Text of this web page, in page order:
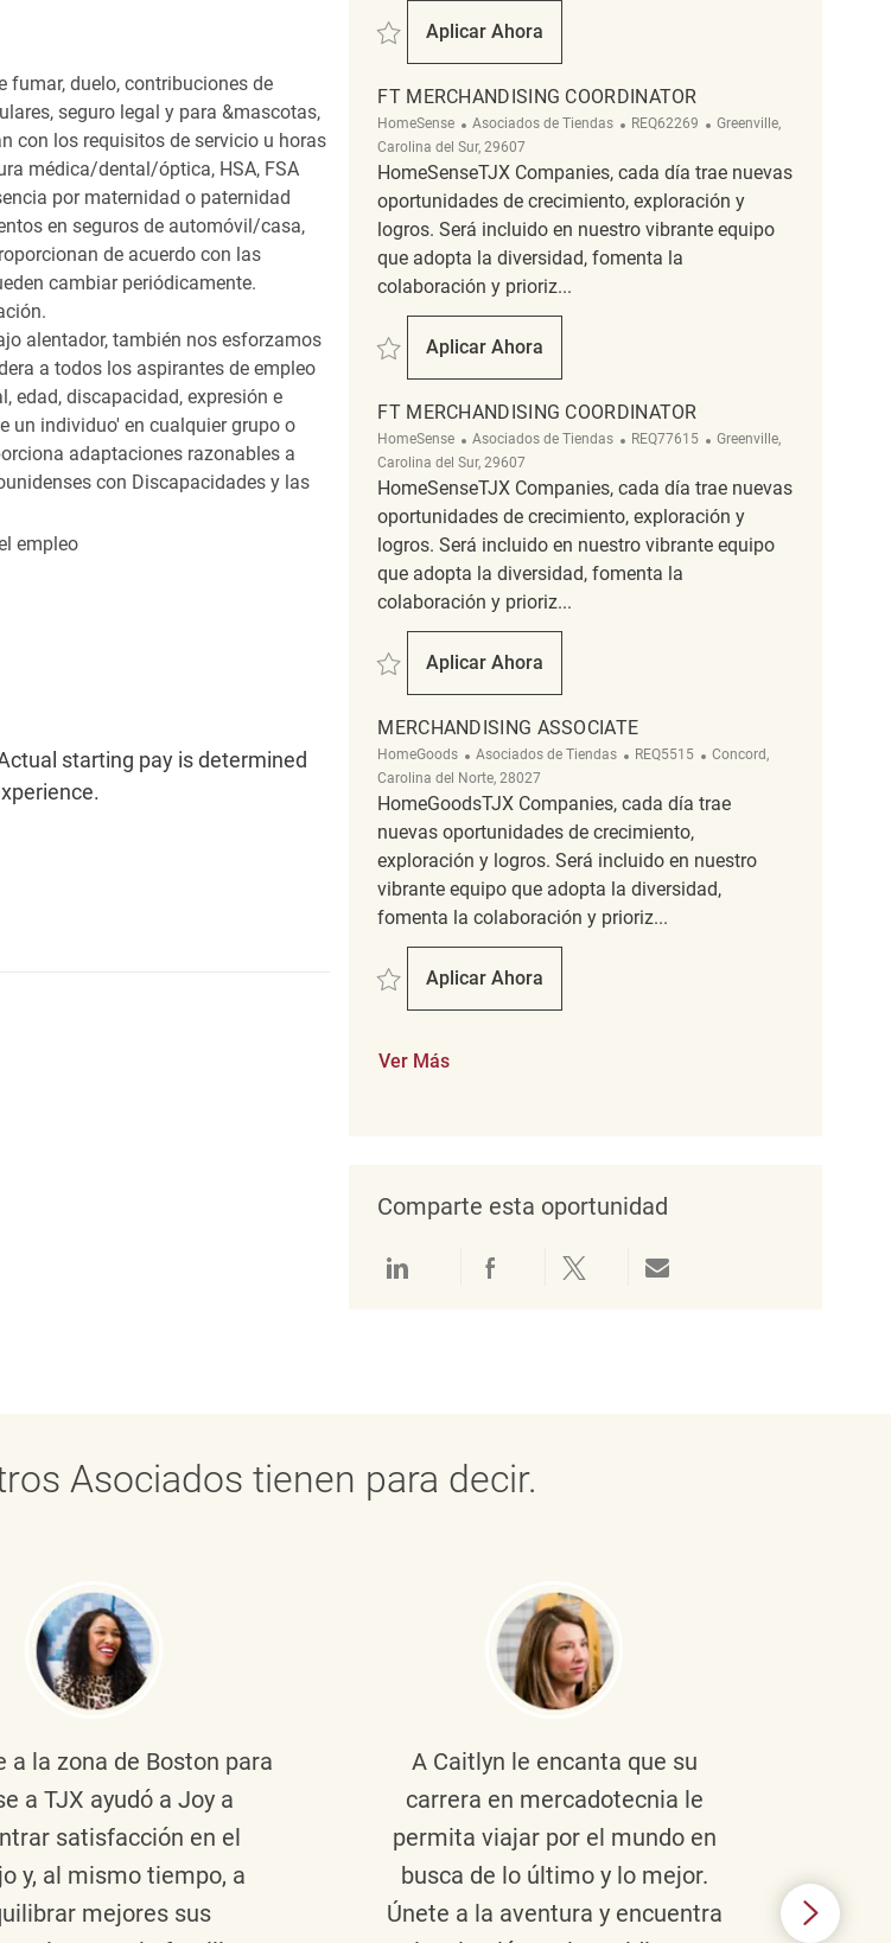
fumar, duelo, contribuciones de
seguro legal y para &mascotas,
con los requisitos de servicio u horas
médica/dental/óptica, HSA, FSA
por maternidad o paternidad
en seguros de automóvil/casa,
de acuerdo con las
cambiar periódicamente.
alentador, también nos esforzamos
a todos los aspirantes de empleo
edad, discapacidad, expresión e
un individuo' en cualquier grupo o
adaptaciones razonables a
con Discapacidades y las
empleo
starting pay is determined
Salvar Merchandising Coordinator REQ130759
Aplicar Ahora
Merchandising Coordinator
FT MERCHANDISING COORDINATOR
HomeSense Categoría
Asociados de Tiendas ReqId
REQ62269 Ubicación
Greenville,
Carolina del Sur, 29607
HomeSenseTJX Companies, cada día trae nuevas
oportunidades de crecimiento, exploración y
logros. Será incluido en nuestro vibrante equipo
que adopta la diversidad, fomenta la
colaboración y prioriz...
Salvar FT Merchandising Coordinator REQ62269
Aplicar Ahora
FT Merchandising Coordinator
FT MERCHANDISING COORDINATOR
HomeSense Categoría
Asociados de Tiendas ReqId
REQ77615 Ubicación
Greenville,
Carolina del Sur, 29607
HomeSenseTJX Companies, cada día trae nuevas
oportunidades de crecimiento, exploración y
logros. Será incluido en nuestro vibrante equipo
que adopta la diversidad, fomenta la
colaboración y prioriz...
Salvar FT Merchandising Coordinator REQ77615
Aplicar Ahora
FT Merchandising Coordinator
MERCHANDISING ASSOCIATE
HomeGoods Categoría
Asociados de Tiendas ReqId
REQ5515 Ubicación
Concord,
Carolina del Norte, 28027
HomeGoodsTJX Companies, cada día trae
nuevas oportunidades de crecimiento,
exploración y logros. Será incluido en nuestro
vibrante equipo que adopta la diversidad,
fomenta la colaboración y prioriz...
Salvar merchandising associate REQ5515
Aplicar Ahora
Merchandising Associate
Ver Más
Comparte esta oportunidad
Compartir a través de LinkedIn
Compartir a través de Facebook
Compartir a través de twitter
Compartir por correo
Asociados tienen para decir.
a la zona de Boston para
a TJX ayudó a Joy a
satisfacción en el
y, al mismo tiempo, a
mejores sus
A Caitlyn le encanta que su
carrera en mercadotecnia le
permita viajar por el mundo en
busca de lo último y lo mejor.
Únete a la aventura y encuentra